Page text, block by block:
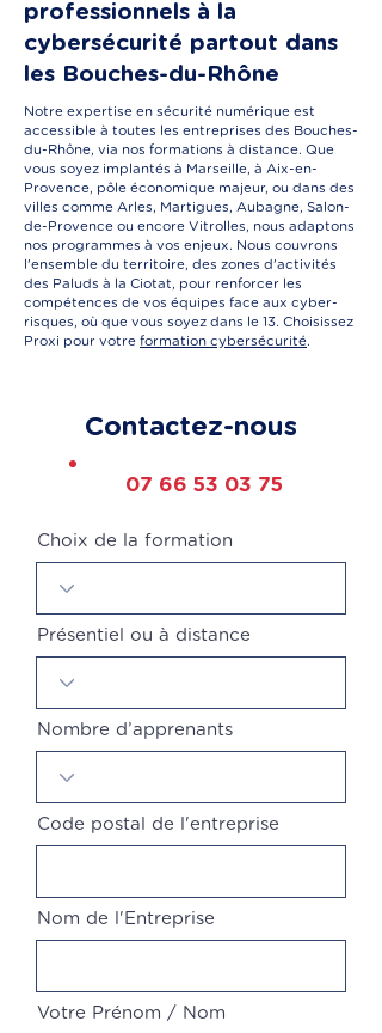
professionnels à la
cybersécurité partout dans
les Bouches-du-Rhône
Notre expertise en sécurité numérique est
accessible à toutes les entreprises des Bouches-
du-Rhône, via nos formations à distance. Que
vous soyez implantés à Marseille, à Aix-en-
Provence, pôle économique majeur, ou dans des
villes comme Arles, Martigues, Aubagne, Salon-
de-Provence ou encore Vitrolles, nous adaptons
nos programmes à vos enjeux. Nous couvrons
l'ensemble du territoire, des zones d'activités
des Paluds à la Ciotat, pour renforcer les
compétences de vos équipes face aux cyber-
risques, où que vous soyez dans le 13. Choisissez
Proxi pour votre formation cybersécurité.
Contactez-nous
07 66 53 03 75
Choix de la formation
Présentiel ou à distance
Nombre d’apprenants
Code postal de l'entreprise
Nom de l'Entreprise
Votre Prénom / Nom